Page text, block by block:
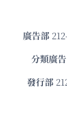
廣告部
分類廣告
發⾏部